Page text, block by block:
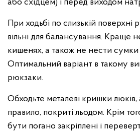
або східцем) і перед виходом
При ходьбі по слизькій поверхні
вільні для балансування. Краще
кишенях, а також не нести сумки
Оптимальний варіант в такому
рюкзаки.
Обходьте металеві кришки
правило, покриті льодом. Крім
бути погано закріплені і